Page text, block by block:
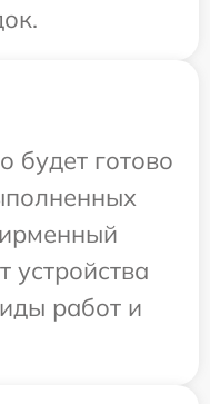
будет готово
устройства
работ и